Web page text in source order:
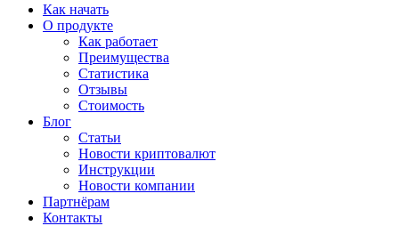
Как начать
О продукте
Как работает
Преимущества
Статистика
Отзывы
Стоимость
Блог
Статьи
Новости криптовалют
Инструкции
Новости компании
Партнёрам
Контакты